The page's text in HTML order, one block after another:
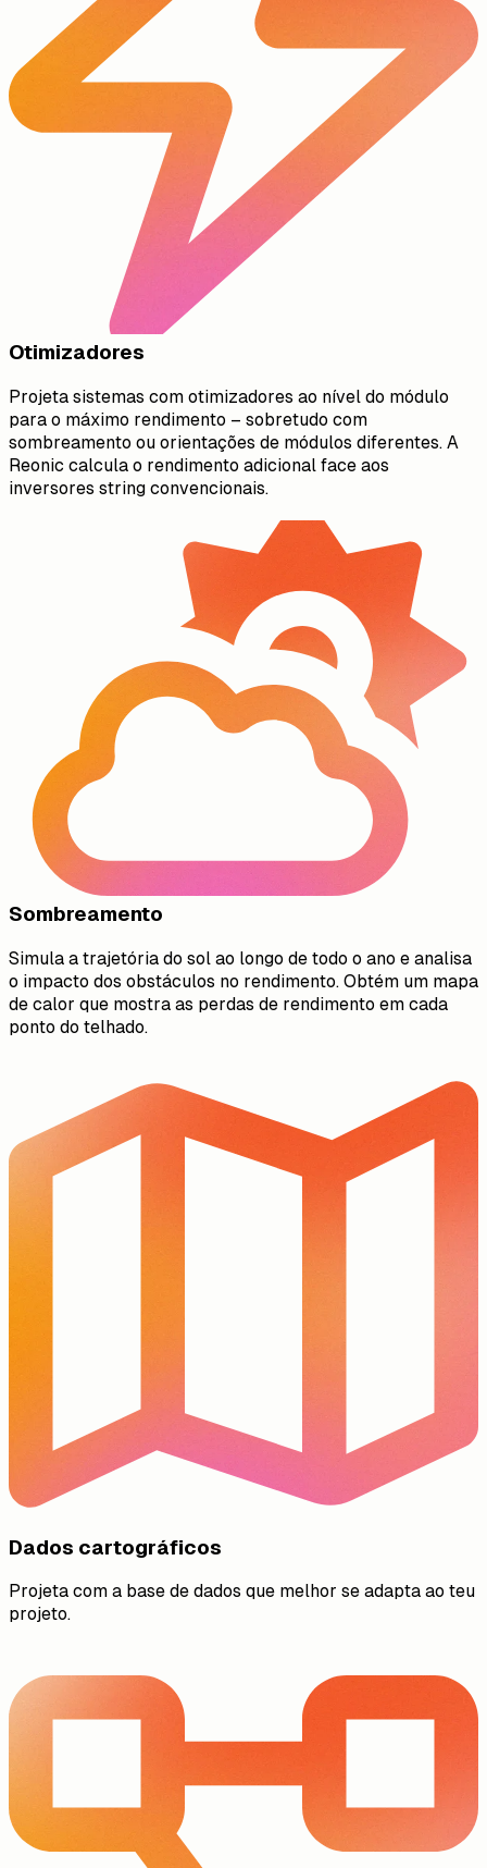
Otimizadores
Projeta sistemas com otimizadores ao nível do módulo
para o máximo rendimento – sobretudo com
sombreamento ou orientações de módulos diferentes. A
Reonic calcula o rendimento adicional face aos
inversores string convencionais.
Sombreamento
Simula a trajetória do sol ao longo de todo o ano e analisa
o impacto dos obstáculos no rendimento. Obtém um mapa
de calor que mostra as perdas de rendimento em cada
ponto do telhado.
Dados cartográficos
Projeta com a base de dados que melhor se adapta ao teu
projeto.